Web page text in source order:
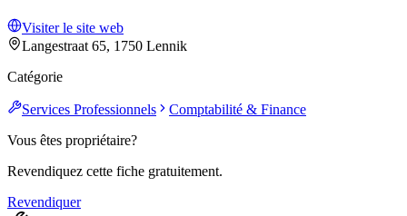
Visiter le site web
Langestraat 65, 1750 Lennik
Catégorie
Services Professionnels
Comptabilité & Finance
Vous êtes propriétaire?
Revendiquez cette fiche gratuitement.
Revendiquer